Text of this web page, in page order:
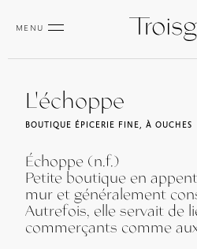
MENU
L'échoppe
BOUTIQUE ÉPICERIE FINE, À OUCHES
Échoppe (n.f.)
Petite boutique en
mur et généralement
Autrefois, elle servait de
commerçants comme